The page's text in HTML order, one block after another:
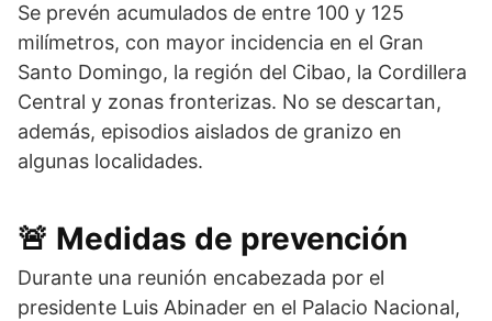
Se prevén acumulados de entre 100 y 125
milímetros, con mayor incidencia en el Gran
Santo Domingo, la región del Cibao, la Cordillera
Central y zonas fronterizas. No se descartan,
además, episodios aislados de granizo en
algunas localidades.
🚨 Medidas de prevención
Durante una reunión encabezada por el
presidente Luis Abinader en el Palacio Nacional,